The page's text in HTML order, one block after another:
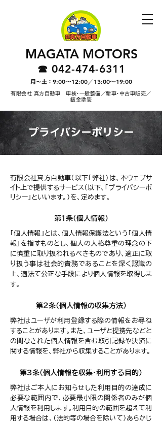
☎︎ 042-474-6311
MAGATA MOTORS
月〜土： 9:00〜12:00／13:00〜19:00
有限会社 真方自動車 車検・一般整備／新車・中古車販売／
鈑金塗装
プライバシーポリシー
有限会社真方自動車（以下「弊社）は、本ウェブサ
イト上で提供するサービス（以下、「プライバシーポ
リシー」といいます。）を、定めます。
第1条（個人情報）
「個人情報」とは、個人情報保護法という「個人情
報」を指すものとし、個人の人格尊重の理念の下
に慎重に取り扱われるべきものであり、適正に取
り扱う事は社会的責務であることを深く認識の
上、適法て公正な手段により個人情報を取得しま
す。
第２条（個人情報の収集方法）
弊社はユーザが利用登録する際の情報をお尋ね
することがあります。また、ユーザと提携先などと
の間なされた個人情報を含む取引記録や決済に
関する情報を、弊社から収集することがあります。
第3条（個人情報を収集・利用する目的）
弊社はご本人にお知らせした利用目的の達成に
必要な範囲内で、必要最小限の関係者のみが個
人情報を利用します。利用目的の範囲を超えて利
用する場合は、（法的等の場合を除いて）あらかじ